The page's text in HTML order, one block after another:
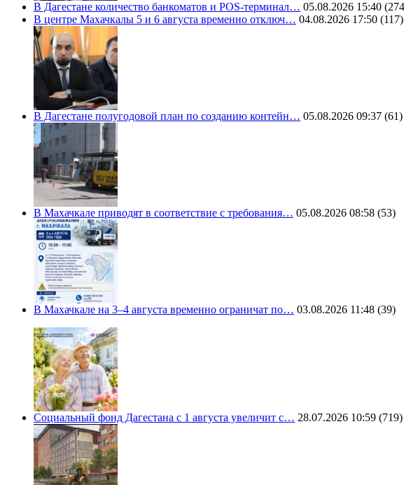
В Дагестане количество банкоматов и POS-терминал… 05.08.2026 15:40
В центре Махачкалы 5 и 6 августа временно отключ… 04.08.2026 17:50 (117)
В Дагестане полугодовой план по созданию контейн… 05.08.2026 09:37 (61)
В Махачкале приводят в соответствие с требования… 05.08.2026 08:58 (53)
В Махачкале на 3–4 августа временно ограничат по… 03.08.2026 11:48 (39)
Социальный фонд Дагестана с 1 августа увеличит с… 28.07.2026 10:59 (719)